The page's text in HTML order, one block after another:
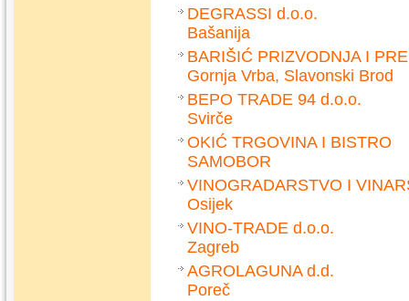
DEGRASSI d.o.o.
Bašanija
BARIŠIĆ PRIZVODNJA I
Gornja Vrba, Slavonski Brod
BEPO TRADE 94 d.o.o.
Svirče
OKIĆ TRGOVINA I BISTRO
SAMOBOR
VINOGRADARSTVO I
Osijek
VINO-TRADE d.o.o.
Zagreb
AGROLAGUNA d.d.
Poreč